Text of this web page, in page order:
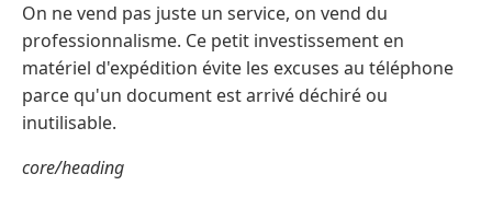
On ne vend pas juste un service, on vend du
professionnalisme. Ce petit investissement en
matériel d'expédition évite les excuses au téléphone
parce qu'un document est arrivé déchiré ou
inutilisable.
core/heading